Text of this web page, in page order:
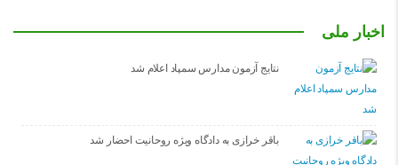
اخبار ملی
نتایج آزمون مدارس سمپاد اعلام شد
باقر خرازی به دادگاه ویژه روحانیت احضار شد